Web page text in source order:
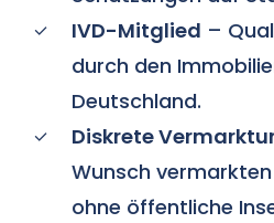
IVD-Mitglied –
durch den
Deutschland.
Diskrete
Wunsch
ohne öffentliche